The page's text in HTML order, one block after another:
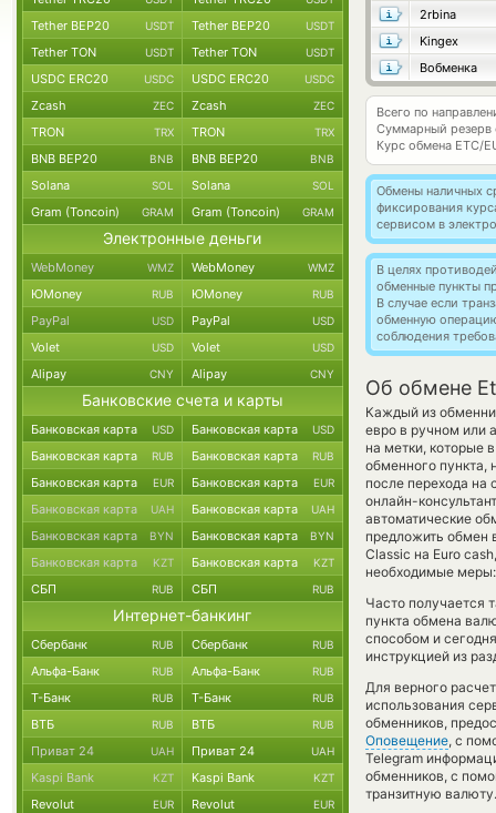
2rbina
Kingex
Вобменка
Всего по
Суммарный резерв
Курс обмена ETC/
Обмены наличных
фиксирования
сервисом в
В целях
обменные пункты
В случае если
обменную
соблюдения
Об обмене
Каждый из
евро в ручном или
на метки, которые
обменного пункта,
после перехода на
онлайн-
автоматические
предложить обмен
Classic на Euro
необходимые
Часто получается
пункта обмена
способом и
инструкцией из
Для верного
использования
обменников,
Оповещение, с
Telegram
обменников, с
транзитную валюту.
Tether BEP20 USDT Tether BEP20 USDT
Tether TON USDT Tether TON USDT
USDC ERC20 USDC USDC ERC20 USDC
Zcash ZEC Zcash ZEC
TRON TRX TRON TRX
BNB BEP20 BNB BNB BEP20 BNB
Solana SOL Solana SOL
Gram (Toncoin) GRAM Gram (Toncoin) GRAM
Электронные деньги
WebMoney WMZ WebMoney WMZ
ЮMoney RUB ЮMoney RUB
PayPal USD PayPal USD
Volet USD Volet USD
Alipay CNY Alipay CNY
Банковские счета и карты
Банковская карта USD Банковская карта USD
Банковская карта RUB Банковская карта RUB
Банковская карта EUR Банковская карта EUR
Банковская карта UAH Банковская карта UAH
Банковская карта BYN Банковская карта BYN
Банковская карта KZT Банковская карта KZT
СБП RUB СБП RUB
Интернет-банкинг
Сбербанк RUB Сбербанк RUB
Альфа-Банк RUB Альфа-Банк RUB
Т-Банк RUB Т-Банк RUB
ВТБ RUB ВТБ RUB
Приват 24 UAH Приват 24 UAH
Kaspi Bank KZT Kaspi Bank KZT
Revolut EUR Revolut EUR